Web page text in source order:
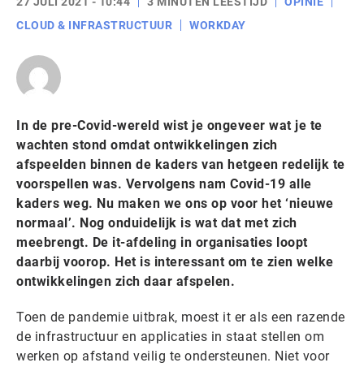
CLOUD & INFRASTRUCTUUR
WORKDAY
In de pre-Covid-wereld wist je ongeveer wat je te
wachten stond omdat ontwikkelingen zich
afspeelden binnen de kaders van hetgeen redelijk te
voorspellen was. Vervolgens nam Covid-19 alle
kaders weg. Nu maken we ons op voor het ‘nieuwe
normaal’. Nog onduidelijk is wat dat met zich
meebrengt. De it-afdeling in organisaties loopt
daarbij voorop. Het is interessant om te zien welke
ontwikkelingen zich daar afspelen.
Toen de pandemie uitbrak, moest it er als een razende
de infrastructuur en applicaties in staat stellen om
werken op afstand veilig te ondersteunen. Niet voor